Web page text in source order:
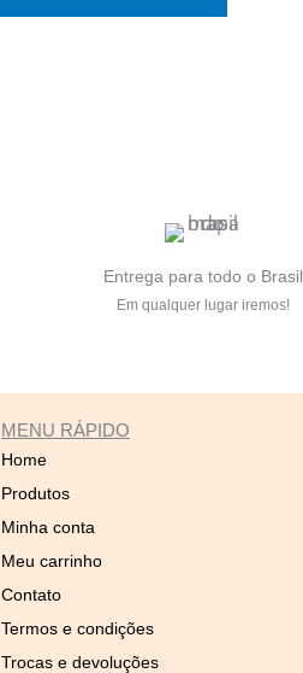
Entrega para todo o Brasil
Em qualquer lugar iremos!
MENU RÁPIDO
Home
Produtos
Minha conta
Meu carrinho
Contato
Termos e condições
Trocas e devoluções